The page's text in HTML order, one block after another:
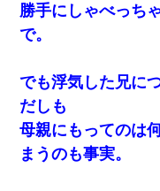
今日夫の実家に泊ったん
小2の頃、妹と昼寝して
なかった。妹を抱き締め
彼氏の家に泊まる事にな
と電気を消すとミシッ
勝手にしゃべっち
で。
でも浮気した兄に
だしも
母親にもってのは
まうのも事実。